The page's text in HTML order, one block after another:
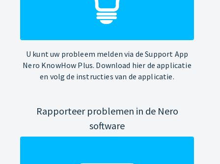
U kunt uw probleem melden via de Support App
Nero KnowHow Plus. Download hier de applicatie
en volg de instructies van de applicatie.
Rapporteer problemen in de Nero
software